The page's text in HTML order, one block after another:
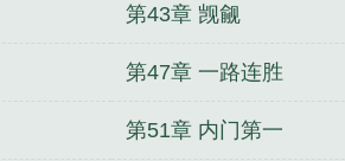
第43章 觊觎
第47章 一路连胜
第51章 内门第一